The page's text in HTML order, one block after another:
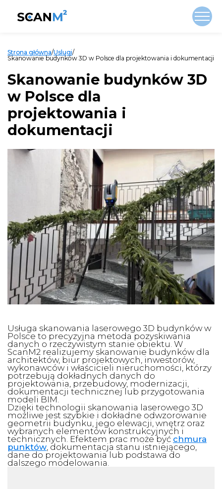
Strona główna/Uslugi/
Skanowanie budynków 3D w Polsce dla projektowania i dokumentacji
Skanowanie budynków 3D
w Polsce dla
projektowania i
dokumentacji
Usługa skanowania laserowego 3D budynków w
Polsce to precyzyjna metoda pozyskiwania
danych o rzeczywistym stanie obiektu. W
ScanM2 realizujemy skanowanie budynków dla
architektów, biur projektowych, inwestorów,
wykonawców i właścicieli nieruchomości, którzy
potrzebują dokładnych danych do
projektowania, przebudowy, modernizacji,
dokumentacji technicznej lub przygotowania
modeli BIM.
Dzięki technologii skanowania laserowego 3D
możliwe jest szybkie i dokładne odwzorowanie
geometrii budynku, jego elewacji, wnętrz oraz
wybranych elementów konstrukcyjnych i
technicznych. Efektem prac może być chmura
punktów, dokumentacja stanu istniejącego,
dane do projektowania lub podstawa do
dalszego modelowania.